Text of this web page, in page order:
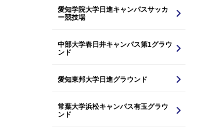
愛知学院大学日進キャンパスサッカ
ー競技場
中部大学春日井キャンパス第1グラウ
ンド
愛知東邦大学日進グラウンド
常葉大学浜松キャンパス有玉グラウ
ンド